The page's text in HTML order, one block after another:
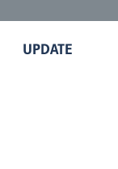
UPDATE